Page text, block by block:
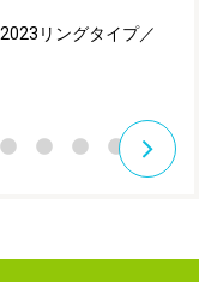
リングタイプ／